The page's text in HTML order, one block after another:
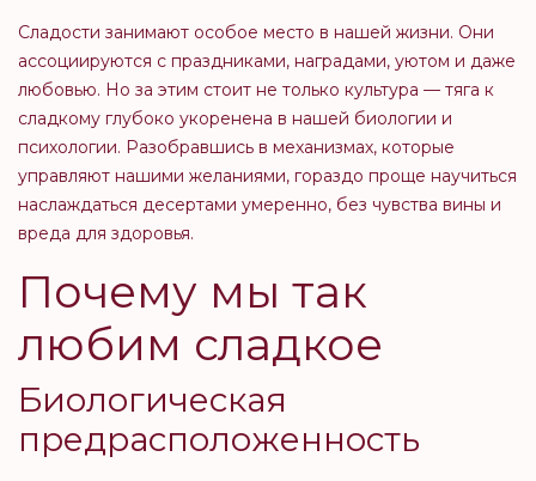
Сладости занимают особое место в нашей жизни. Они
ассоциируются с праздниками, наградами, уютом и даже
любовью. Но за этим стоит не только культура — тяга к
сладкому глубоко укоренена в нашей биологии и
психологии. Разобравшись в механизмах, которые
управляют нашими желаниями, гораздо проще научиться
наслаждаться десертами умеренно, без чувства вины и
вреда для здоровья.
Почему мы так
любим сладкое
Биологическая
предрасположенность